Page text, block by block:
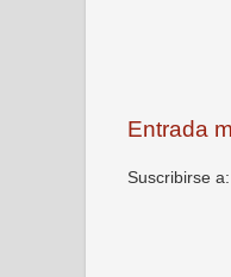
Entrada
Suscribirse a: